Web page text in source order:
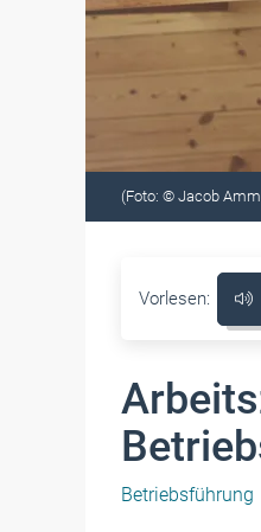
(Foto: © Jacob
Vorlesen:
Betriebsführung